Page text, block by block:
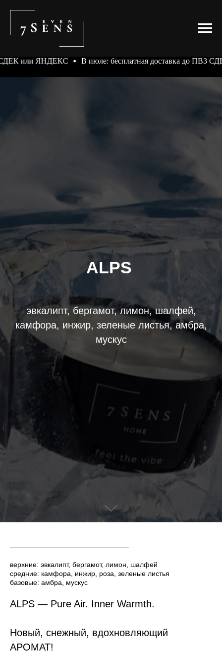
В июле: бесплатная доставка до ПВЗ СДЕК или
ALPS
эвкалипт, бергамот, лимон, шалфей,
камфора, инжир, зеленые листья, амбра,
мускус
верхние: эвкалипт, бергамот, лимон, шалфей
средние: камфора, инжир, роза, зеленые листья
базовые: амбра, мускус
ALPS — Pure Air. Inner Warmth.
Новый, снежный, вдохновляющий
АРОМАТ!